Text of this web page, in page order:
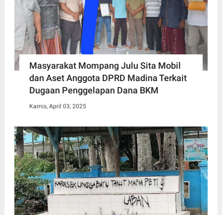
Masyarakat Mompang Julu Sita Mobil
dan Aset Anggota DPRD Madina Terkait
Dugaan Penggelapan Dana BKM
Kamis, April 03, 2025